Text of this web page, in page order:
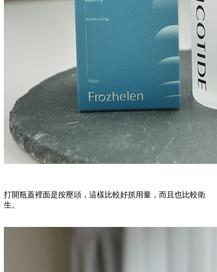
打開瓶蓋裡面是按壓頭，這樣比較好抓用量，而且也比較衛
生。